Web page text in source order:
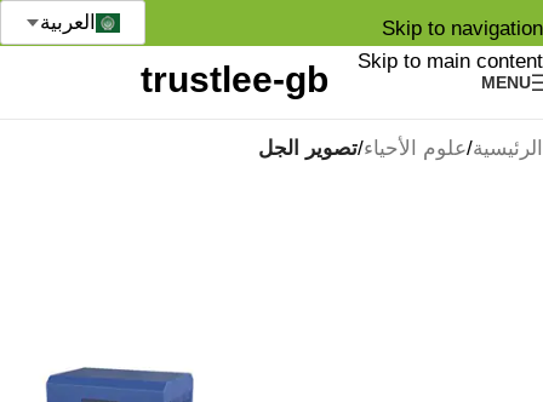
Skip to navigation
Skip to main content
MENU
العربية
الرئيسية علوم الأحياء تصوير الجل